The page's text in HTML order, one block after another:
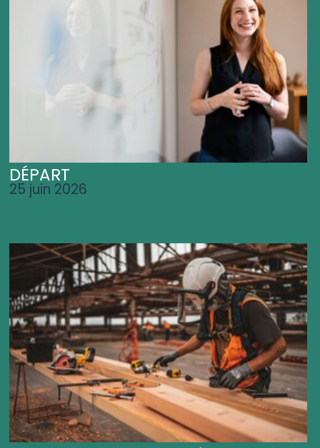
DÉPART
25 juin 2026